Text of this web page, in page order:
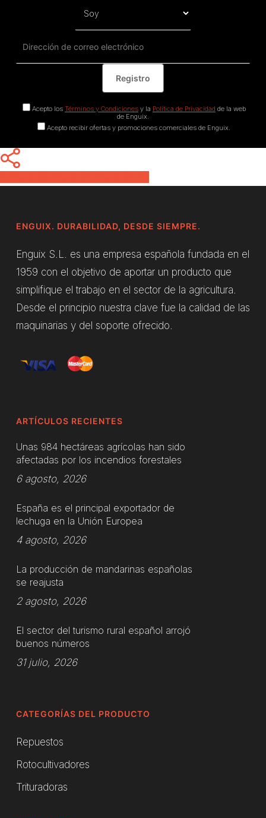
Acepto los Términos y Condicionesy la Política de Privacidad de la web
de Enguix.
Acepto recibir ofertas y promociones comerciales de Enguix.
ENGUIX. DURABILIDAD, DESDE SIEMPRE.
Enguix S.L. es una empresa española fundada en el
1959 con el objetivo de aportar un producto que
simplifique el trabajo en el sector de la agricultura.
Desde el principio nuestra clave fue la calidad de las
maquinarias y del soporte ofrecido.
ARTÍCULOS RECIENTES
Unas 984 hectáreas agrícolas han sido
afectadas por los incendios forestales
6 agosto, 2026
España es el principal exportador de
lechuga en la Unión Europea
4 agosto, 2026
La producción de mandarinas españolas
se reajusta
2 agosto, 2026
El sector del turismo rural español arrojó
buenos números
31 julio, 2026
CATEGORÍAS DEL PRODUCTO
Repuestos
Rotocultivadores
Trituradoras